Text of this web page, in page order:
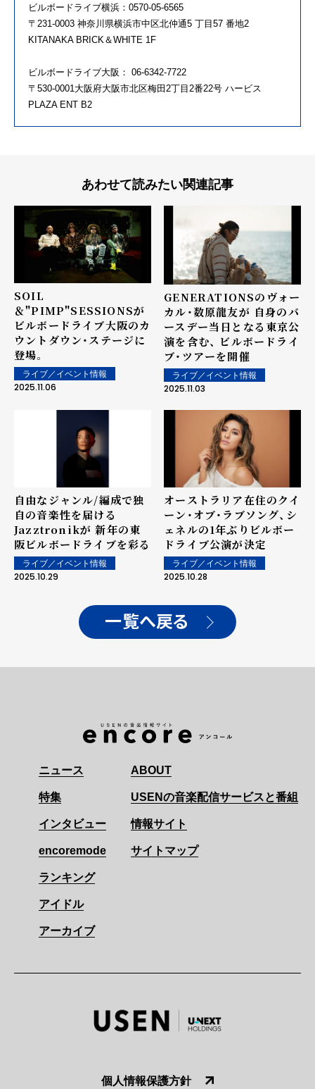
ビルボードライブ横浜：0570-05-6565
〒231-0003 神奈川県横浜市中区北仲通5 丁目57 番地2
KITANAKA BRICK＆WHITE 1F
ビルボードライブ大阪： 06-6342-7722
〒530-0001大阪府大阪市北区梅田2丁目2番22号 ハービス
PLAZA ENT B2
あわせて読みたい関連記事
SOIL
＆"PIMP"SESSIONSが
ビルボードライブ大阪のカ
ウントダウン・ステージに
登場。
ライブ／イベント情報
2025.11.06
GENERATIONSのヴォー
カル・数原龍友が 自身のバ
ースデー当日となる東京公
演を含む、 ビルボードライ
ブ・ツアーを開催
ライブ／イベント情報
2025.11.03
自由なジャンル/編成で独
自の音楽性を届ける
Jazztronikが 新年の東
阪ビルボードライブを彩る
ライブ／イベント情報
2025.10.29
オーストラリア在住のクイ
ーン・オブ・ラブソング、シ
ェネルの1年ぶりビルボー
ドライブ公演が決定
ライブ／イベント情報
2025.10.28
一覧へ戻る
ニュース
特集
インタビュー
encoremode
ランキング
アイドル
アーカイブ
ABOUT
USENの音楽配信サービスと番組
情報サイト
サイトマップ
個人情報保護方針